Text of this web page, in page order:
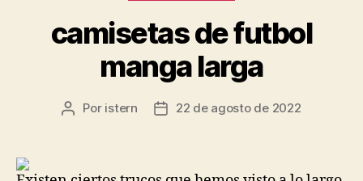
camisetas de futbol
manga larga
Autor
Por istern
Fecha22 de agosto de 2022